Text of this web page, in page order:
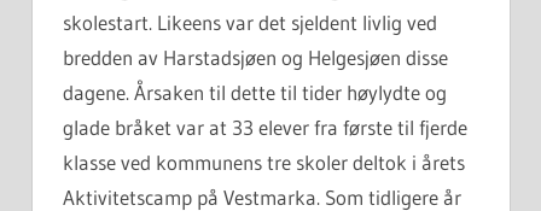
skolestart. Likeens var det sjeldent livlig ved
bredden av Harstadsjøen og Helgesjøen disse
dagene. Årsaken til dette til tider høylydte og
glade bråket var at 33 elever fra første til fjerde
klasse ved kommunens tre skoler deltok i årets
Aktivitetscamp på Vestmarka. Som tidligere år